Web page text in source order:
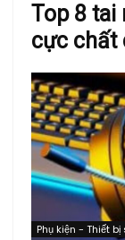
Top 8 tai
cực chất
Phụ kiện - Thiết bị